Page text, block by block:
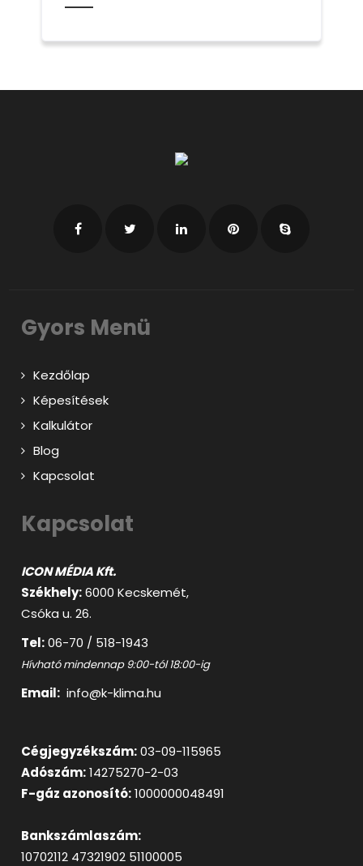
Gyors Menü
Kezdőlap
Képesítések
Kalkulátor
Blog
Kapcsolat
Kapcsolat
ICON MÉDIA Kft.
Székhely:6000 Kecskemét,
Csóka u. 26.
Tel:06-70 / 518-1943
Hívható mindennap 9:00-tól 18:00-ig
Email: info@k-klima.hu
Cégjegyzékszám:03-09-115965
Adószám:14275270-2-03
F-gáz azonosító:1000000048491
Bankszámlaszám:
10702112 47321902 51100005